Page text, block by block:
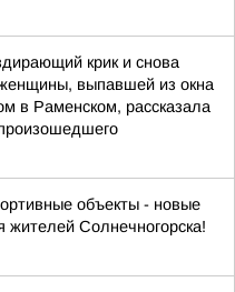
крик и снова
выпавшей из окна
в Раменском, рассказала
объекты - новые
жителей Солнечногорска!